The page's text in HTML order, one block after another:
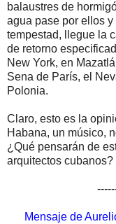
balaustres de
agua pase por ellos
tempestad, llegue la
de retorno
New York, en
Sena de París, el
Polonia.
Claro, esto es la
Habana, un músico,
¿Qué pensarán de
arquitectos
Mensaje de